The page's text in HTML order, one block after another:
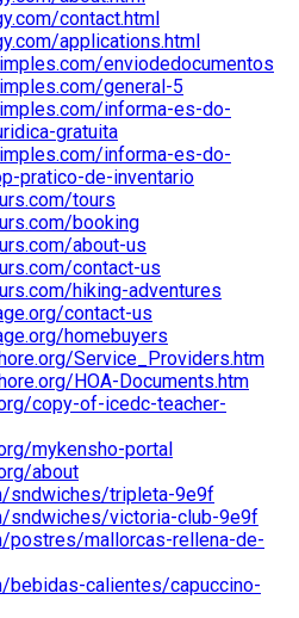
contact.html
applications.html
enviodedocumentos
general-5
informa-es-do-
gratuita
informa-es-do-
pratico-de-inventario
tours
booking
about-us
contact-us
hiking-adventures
contact-us
homebuyers
Service_Providers.htm
HOA-Documents.htm
copy-of-icedc-teacher-
mykensho-portal
about
sndwiches/tripleta-9e9f
sndwiches/victoria-club-9e9f
postres/mallorcas-rellena-de-
bebidas-calientes/capuccino-